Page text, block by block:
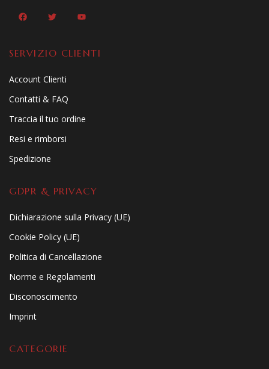
SERVIZIO CLIENTI
Account Clienti
Contatti & FAQ
Traccia il tuo ordine
Resi e rimborsi
Spedizione
GDPR & PRIVACY
Dichiarazione sulla Privacy (UE)
Cookie Policy (UE)
Politica di Cancellazione
Norme e Regolamenti
Disconoscimento
Imprint
CATEGORIE